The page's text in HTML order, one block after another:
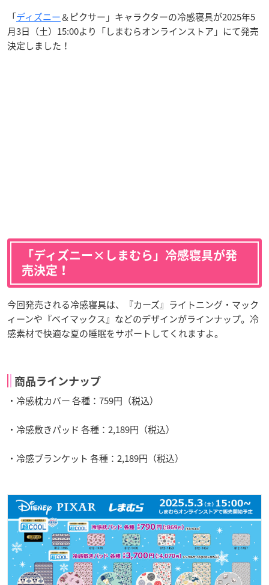
「ディズニー＆ピクサー」キャラクターの冷感寝具が2025年5
月3日（土）15:00より「しまむらオンラインストア」にて発売
決定しました！
「ディズニー×しまむら」冷感寝具が発
売決定！
今回発売される冷感寝具は、『カーズ』ライトニング・マック
ィーンや『ベイマックス』などのデザインがラインナップ。冷
感素材で快適な夏の睡眠をサポートしてくれますよ。
商品ラインナップ
・冷感枕カバー 各種：759円（税込）
・冷感敷きパッド 各種：2,189円（税込）
・冷感ブランケット 各種：2,189円（税込）